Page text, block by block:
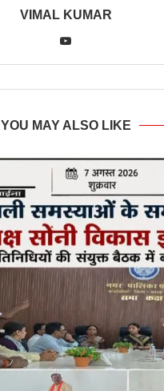
VIMAL KUMAR
YOU MAY ALSO LIKE